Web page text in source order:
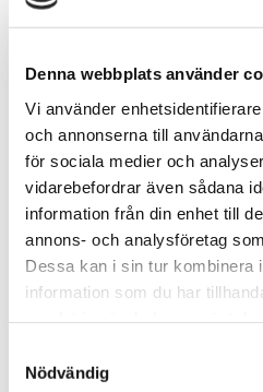
Denna webbplats använder
Vi använder
och annonserna till
för sociala medier och
vidarebefordrar även sådana
information från din enhet till
annons- och analysföretag
Dessa kan i sin tur kombinera
information som du har
Nödvändig
3 599sek
+
-
Lagerstatus
Leveranstid
Allmänt
Omdömen